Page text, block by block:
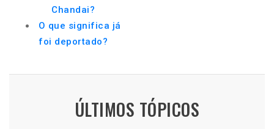
Chandai?
O que significa já
foi deportado?
ÚLTIMOS TÓPICOS